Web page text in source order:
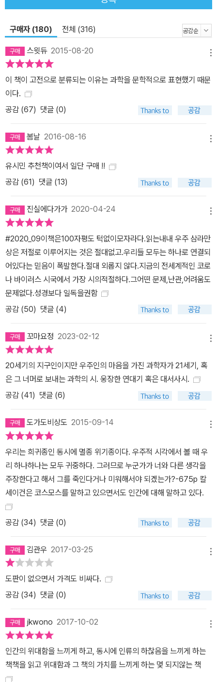
구매자 (180) 전체 (316)
스윗듀2015-08-20
이 책이 고전으로 분류되는 이유는 과학을 문학적으로 표현했기 때문
이다.
공감 (67) 댓글 (0)
봄날 2016-08-16
유시민 추천책이여서 일단 구매 !!
공감 (61) 댓글 (13)
진실에다가가2020-04-24
#2020_09이책은100자평도 턱없이모자라다.읽는내내 우주 삼라만
상은 저절로 이루어지는 것은 절대없고.우리들 모두는 하나로 연결되
어있다는 믿음이 폭발한다.절대 외롭지 않다.지금의 전세계적인 코로
나 바이러스 시국에서 가장 시의적절하다.그어떤 문제,난관,어려움도
문제없다.성경보다 일독을권함
공감 (50) 댓글 (4)
꼬마요정 2023-02-12
20세기의 지구인이지만 우주인의 마음을 가진 과학자가 21세기, 혹
은 그 너머로 보내는 과학의 시. 웅장한 연대기 혹은 대서사시.
공감 (41) 댓글 (6)
도가도비상도 2015-09-14
우리는 희귀종인 동시에 멸종 위기종이다. 우주적 시각에서 볼 때 우
리 하나하나는 모두 귀중하다. 그러므로 누군가가 너와 다른 생각을
주장한다고 해서 그를 죽인다거나 미워해서야 되겠는가?-675p 칼
세이건은 코스모스를 말하고 있으면서도 인간에 대해 말하고 있다.
공감 (34) 댓글 (0)
김관우 2017-03-25
도판이 없으면서 가격도 비싸다.
공감 (34) 댓글 (0)
jkwono 2017-10-02
인간의 위대함을 느끼게 하고, 동시에 인류의 하찮음을 느끼게 하는
책책을 읽고 위대함과 그 책의 가치를 느끼게 하는 몇 되지않는 책